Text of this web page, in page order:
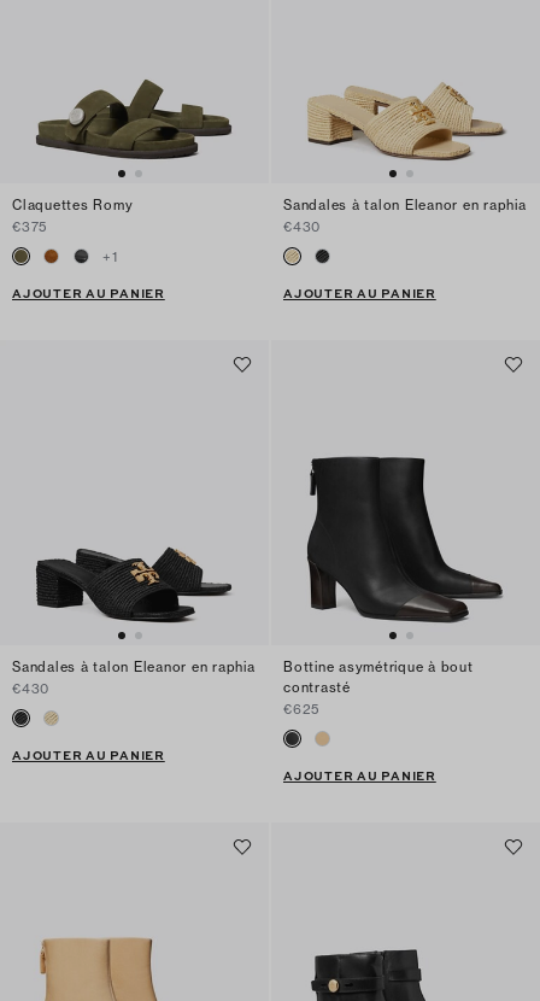
Claquettes Romy
€375
+1
AJOUTER AU PANIER
Sandales à talon Eleanor en raphia
€430
AJOUTER AU PANIER
Sandales à talon Eleanor en raphia
€430
AJOUTER AU PANIER
Bottine asymétrique à bout
contrasté
€625
AJOUTER AU PANIER